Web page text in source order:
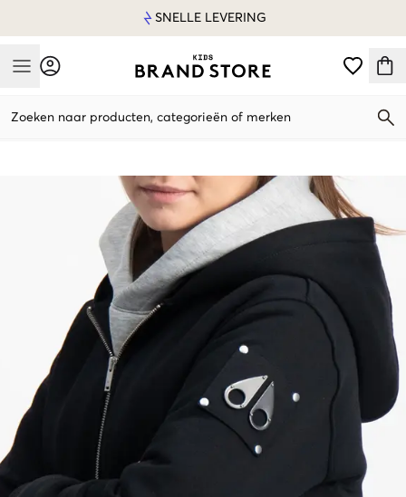
SNELLE LEVERING
Mobile Menu
Zoeken naar producten, categorieën of merken